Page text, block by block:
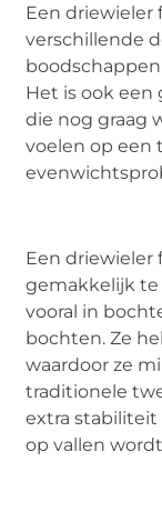
Een driewieler
verschillende
Het is ook een
die nog graag
voelen op een
Een driewieler
gemakkelijk
vooral in
bochten. Ze
waardoor ze
traditionele
extra stabiliteit
op vallen